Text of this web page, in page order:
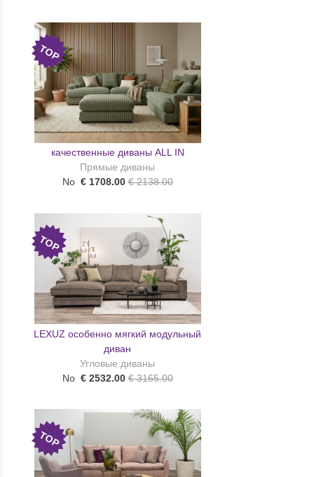
TOP
качественные диваны ALL IN
Прямые диваны
No € 1708.00 € 2138.00
TOP
LEXUZ особенно мягкий модульный
диван
Угловые диваны
No € 2532.00 € 3165.00
TOP